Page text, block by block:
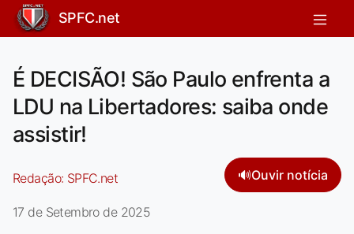
SPFC.net
É DECISÃO! São Paulo enfrenta a
LDU na Libertadores: saiba onde
assistir!
Redação: SPFC.net 🔊Ouvir notícia
17 de Setembro de 2025